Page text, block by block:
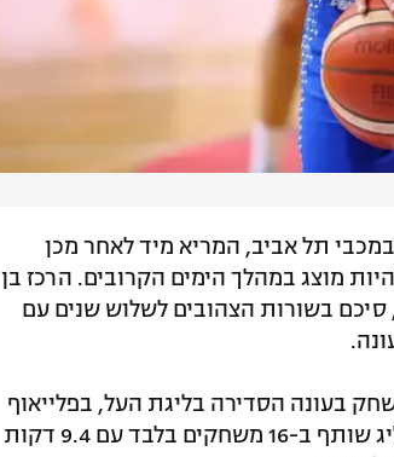
תל אביב, המריא מיד לאחר מכן
מוצג במהלך הימים הקרובים. הרכז בן
סיכם בשורות הצהובים לשלוש שנים עם
3 ריבאונדים ו-4 אסיסטים למשחק בעונה הסדירה בליגת העל, בפלייאוף
התפוצץ עם 19.6 (45.8 אחוז ל-3), 3.8 ו-5.6, אך ביורוליג שותף ב-16 משחקים בלבד עם 9.4 דקות